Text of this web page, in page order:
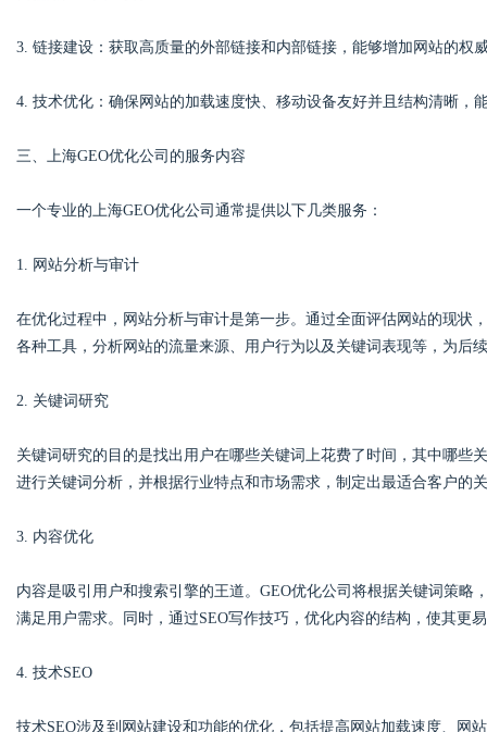
3. 链接建设：获取高质量的外部链接和内部链接，能够增加网站的权
4. 技术优化：确保网站的加载速度快、移动设备友好并且结构清晰，
三、上海GEO优化公司的服务内容
一个专业的上海GEO优化公司通常提供以下几类服务：
1. 网站分析与审计
在优化过程中，网站分析与审计是第一步。通过全面评估网站的现状
各种工具，分析网站的流量来源、用户行为以及关键词表现等，为后
2. 关键词研究
关键词研究的目的是找出用户在哪些关键词上花费了时间，其中哪些
进行关键词分析，并根据行业特点和市场需求，制定出最适合客户的
3. 内容优化
内容是吸引用户和搜索引擎的王道。GEO优化公司将根据关键词策
满足用户需求。同时，通过SEO写作技巧，优化内容的结构，使其更
4. 技术SEO
技术SEO涉及到网站建设和功能的优化，包括提高网站加载速度、网